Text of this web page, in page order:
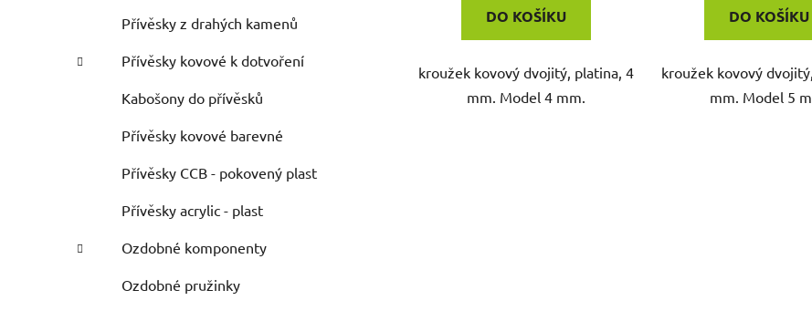
Přívěsky z drahých kamenů
Přívěsky kovové k dotvoření
Kabošony do přívěsků
Přívěsky kovové barevné
Přívěsky CCB - pokovený plast
Přívěsky acrylic - plast
Ozdobné komponenty
Ozdobné pružinky
DO KOŠÍKU
kroužek kovový dvojitý, platina, 4
mm. Model 4 mm.
DO KOŠÍKU
kroužek kovový
mm. Model 5